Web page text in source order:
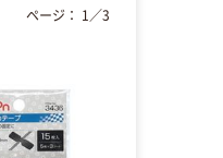
ページ： 1 ／3